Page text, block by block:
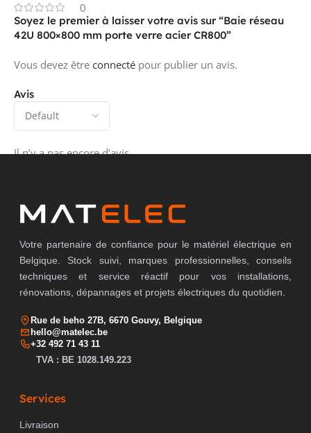
0
Avis
Il n’y a pas encore d’avis.
Soyez le premier à laisser votre avis sur “Baie réseau
42U 800×800 mm porte verre acier CR800”
Vous devez être connecté pour publier un avis.
Votre partenaire de confiance pour le matériel électrique en
Belgique. Stock suivi, marques professionnelles, conseils
techniques et service réactif pour vos installations,
rénovations, dépannages et projets électriques du quotidien.
Rue de beho 27B, 6670 Gouvy, Belgique
hello@matelec.be
+32 492 71 43 11
TVA : BE 1028.149.223
Services
Livraison